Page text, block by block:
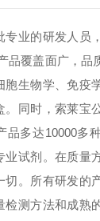
专业的研发人员
品覆盖面广，品
胞生物学、免疫
。同时，索莱宝
品多达10000多
业试剂。在质量
切。所有研发的
检测方法和成熟